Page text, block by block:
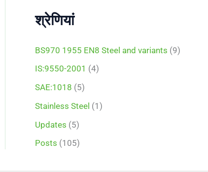
श्रेणियां
BS970 1955 EN8 Steel and variants (9)
IS:9550-2001 (4)
SAE:1018 (5)
Stainless Steel (1)
Updates (5)
Posts (105)